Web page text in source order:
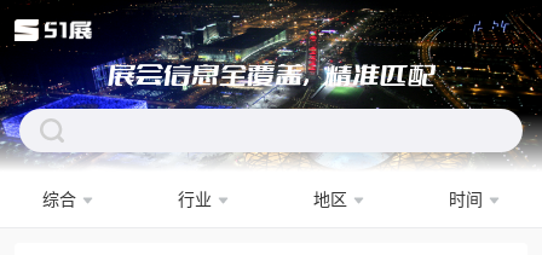
展会信息全覆盖，精准匹配
综合 行业 地区
时间